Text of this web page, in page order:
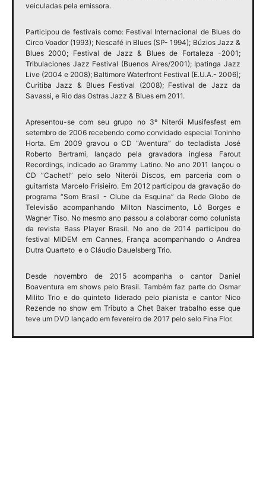
veiculadas pela emissora.
Participou de festivais como: Festival Internacional de Blues do
Circo Voador (1993); Nescafé in Blues (SP- 1994); Búzios Jazz &
Blues 2000; Festival de Jazz & Blues de Fortaleza -2001;
Tribulaciones Jazz Festival (Buenos Aires/2001); Ipatinga Jazz
Live (2004 e 2008); Baltimore Waterfront Festival (E.U.A.- 2006);
Curitiba Jazz & Blues Festival (2008); Festival de Jazz da
Savassi, e Rio das Ostras Jazz & Blues em 2011.
Apresentou-se com seu grupo no 3º Niterói Musifesfest em
setembro de 2006 recebendo como convidado especial Toninho
Horta. Em 2009 gravou o CD “Aventura” do tecladista José
Roberto Bertrami, lançado pela gravadora inglesa Farout
Recordings, indicado ao Grammy Latino. No ano 2011 lançou o
CD ”Cachet!” pelo selo Niterói Discos, em parceria com o
guitarrista Marcelo Frisieiro. Em 2012 participou da gravação do
programa “Som Brasil - Clube da Esquina” da Rede Globo de
Televisão acompanhando Milton Nascimento, Lô Borges e
Wagner Tiso. No mesmo ano passou a colaborar como colunista
da revista Bass Player Brasil. No ano de 2014 participou do
festival MIDEM em Cannes, França acompanhando o Andrea
Dutra Quarteto e o Cláudio Dauelsberg Trio.
Desde novembro de 2015 acompanha o cantor Daniel
Boaventura em shows pelo Brasil. Também faz parte do Osmar
Milito Trio e do quinteto liderado pelo pianista e cantor Nico
Rezende no show em Tributo a Chet Baker trabalho esse que
teve um DVD lançado em fevereiro de 2017 pelo selo Fina Flor.